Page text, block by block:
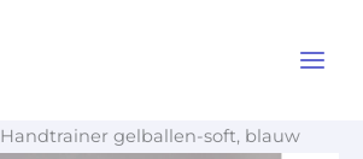
Handtrainer gelballen-soft, blauw